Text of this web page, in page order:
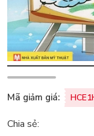
Mã giảm giá:
Chia sẻ: